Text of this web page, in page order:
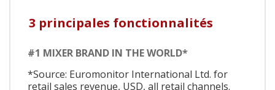
3 principales fonctionnalités
#1 MIXER BRAND IN THE WORLD*
*Source: Euromonitor International Ltd. for
retail sales revenue, USD, all retail channels.